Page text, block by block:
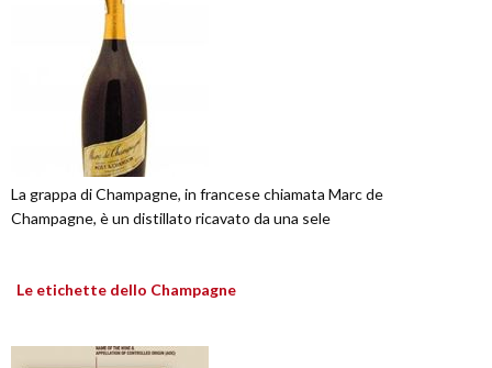
La grappa di Champagne, in francese chiamata Marc de
Champagne, è un distillato ricavato da una sele
Le etichette dello Champagne